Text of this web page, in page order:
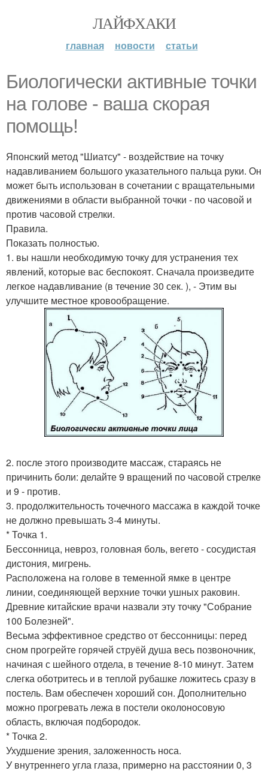
ЛАЙФХАКИ
главная новости статьи
Биологически активные точки
на голове - ваша скорая
помощь!
Японский метод "Шиатсу" - воздействие на точку
надавливанием большого указательного пальца руки. Он
может быть использован в сочетании с вращательными
движениями в области выбранной точки - по часовой и
против часовой стрелки.
Правила.
Показать полностью.
1. вы нашли необходимую точку для устранения тех
явлений, которые вас беспокоят. Сначала произведите
легкое надавливание (в течение 30 сек. ), - Этим вы
улучшите местное кровообращение.
2. после этого производите массаж, стараясь не
причинить боли: делайте 9 вращений по часовой стрелке
и 9 - против.
3. продолжительность точечного массажа в каждой точке
не должно превышать 3-4 минуты.
* Точка 1.
Бессонница, невроз, головная боль, вегето - сосудистая
дистония, мигрень.
Расположена на голове в теменной ямке в центре
линии, соединяющей верхние точки ушных раковин.
Древние китайские врачи назвали эту точку "Собрание
100 Болезней".
Весьма эффективное средство от бессонницы: перед
сном прогрейте горячей струёй душа весь позвоночник,
начиная с шейного отдела, в течение 8-10 минут. Затем
слегка оботритесь и в теплой рубашке ложитесь сразу в
постель. Вам обеспечен хороший сон. Дополнительно
можно прогревать лежа в постели околоносовую
область, включая подбородок.
* Точка 2.
Ухудшение зрения, заложенность носа.
У внутреннего угла глаза, примерно на расстоянии 0, 3